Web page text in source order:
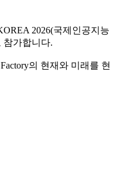
2026(국제인공지능
참가합니다.
의 현재와 미래를 현